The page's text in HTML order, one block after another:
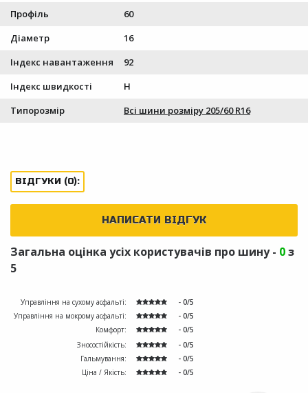
Профіль
60
Діаметр
16
Індекс навантаження
92
Індекс швидкості
H
Типорозмір
Всі шини розміру 205/60 R16
ВІДГУКИ (0):
НАПИСАТИ ВІДГУК
Загальна оцінка усіх користувачів про шину - 0з
5
Управління на сухому асфальті:
- 0/5
Управління на мокрому асфальті:
- 0/5
Комфорт:
- 0/5
Зносостійкість:
- 0/5
Гальмування:
- 0/5
Ціна / Якість:
- 0/5